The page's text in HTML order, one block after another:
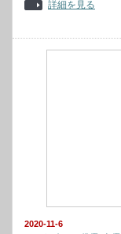
詳細を見る
2020-11-6